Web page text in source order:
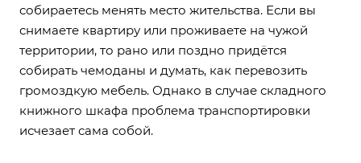
собираетесь менять место жительства. Если вы
снимаете квартиру или проживаете на чужой
территории, то рано или поздно придётся
собирать чемоданы и думать, как перевозить
громоздкую мебель. Однако в случае складного
книжного шкафа проблема транспортировки
исчезает сама собой.